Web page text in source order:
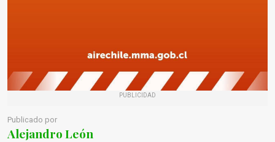
PUBLICIDAD
Publicado por
Alejandro León